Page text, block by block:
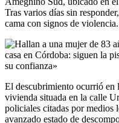
Tras varios días sin
cama con signos de violencia.
El descubrimiento ocurrió en
vivienda situada en la calle
policiales citadas por medios
avanzado estado de